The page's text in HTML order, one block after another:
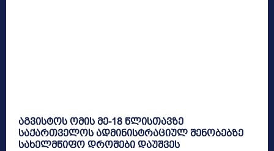
აგვისტოს ომის მე-18 წლისთავზე
საქართველოს ადმინისტრაციულ შენობებზე
სახელმწიფო დროშები დაუშვეს